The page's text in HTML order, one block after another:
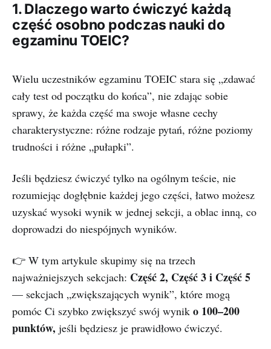
1. Dlaczego warto ćwiczyć każdą
część osobno podczas nauki do
egzaminu TOEIC?
Wielu uczestników egzaminu TOEIC stara się „zdawać
cały test od początku do końca”, nie zdając sobie
sprawy, że każda część ma swoje własne cechy
charakterystyczne: różne rodzaje pytań, różne poziomy
trudności i różne „pułapki”.
Jeśli będziesz ćwiczyć tylko na ogólnym teście, nie
rozumiejąc dogłębnie każdej jego części, łatwo możesz
uzyskać wysoki wynik w jednej sekcji, a oblac inną, co
doprowadzi do niespójnych wyników.
👉 W tym artykule skupimy się na trzech
najważniejszych sekcjach: Część 2, Część 3 i Część 5
— sekcjach „zwiększających wynik”, które mogą
pomóc Ci szybko zwiększyć swój wynik o 100–200
punktów, jeśli będziesz je prawidłowo ćwiczyć.